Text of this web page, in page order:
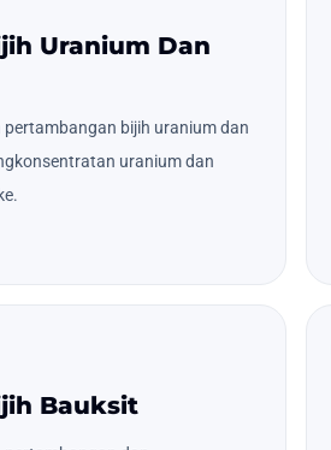
Uranium Dan
bijih uranium dan
uranium dan
Bauksit